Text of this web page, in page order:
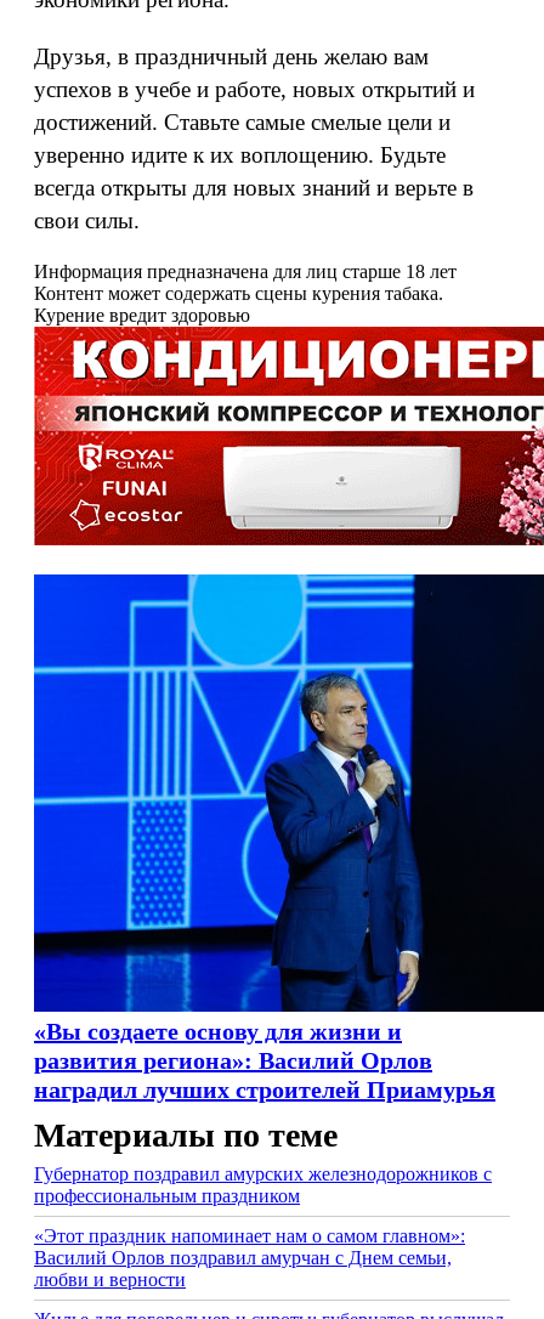
Друзья, в праздничный день желаю вам
успехов в учебе и работе, новых открытий и
достижений. Ставьте самые смелые цели и
уверенно идите к их воплощению. Будьте
всегда открыты для новых знаний и верьте в
свои силы.
Информация предназначена для лиц старше 18 лет
Контент может содержать сцены курения табака.
Курение вредит здоровью
«Вы создаете основу для жизни и
развития региона»: Василий Орлов
наградил лучших строителей Приамурья
Материалы по теме
Губернатор поздравил амурских железнодорожников с
профессиональным праздником
«Этот праздник напоминает нам о самом главном»:
Василий Орлов поздравил амурчан с Днем семьи,
любви и верности